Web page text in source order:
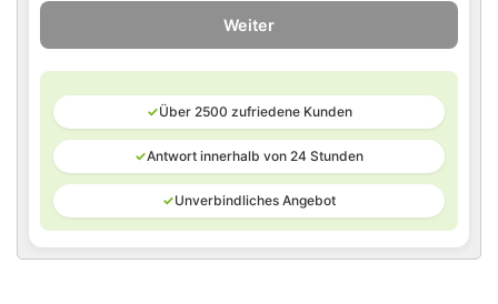
Weiter
✓Über 2500 zufriedene Kunden
✓Antwort innerhalb von 24 Stunden
✓Unverbindliches Angebot